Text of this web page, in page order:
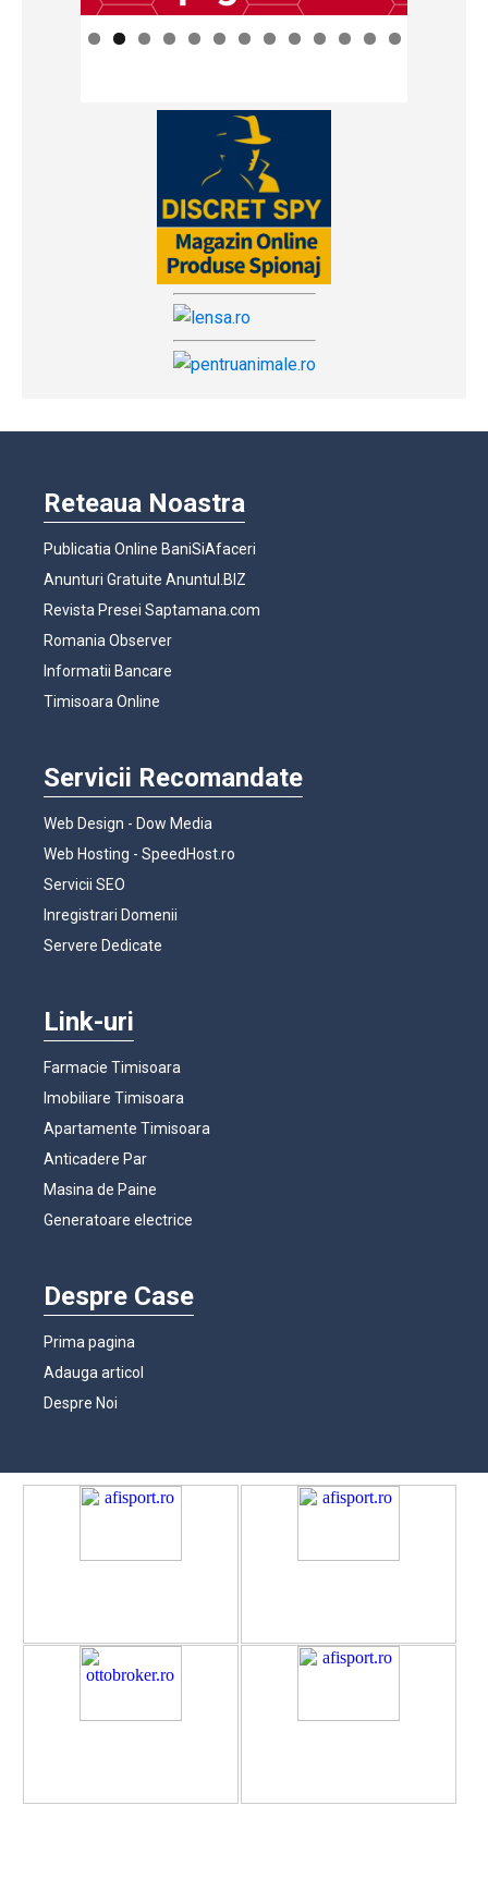
Reteaua Noastra
Publicatia Online BaniSiAfaceri
Anunturi Gratuite Anuntul.BIZ
Revista Presei Saptamana.com
Romania Observer
Informatii Bancare
Timisoara Online
Servicii Recomandate
Web Design - Dow Media
Web Hosting - SpeedHost.ro
Servicii SEO
Inregistrari Domenii
Servere Dedicate
Link-uri
Farmacie Timisoara
Imobiliare Timisoara
Apartamente Timisoara
Anticadere Par
Masina de Paine
Generatoare electrice
Despre Case
Prima pagina
Adauga articol
Despre Noi